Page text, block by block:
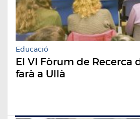
Educació
El VI Fòrum de Recerca
farà a Ullà